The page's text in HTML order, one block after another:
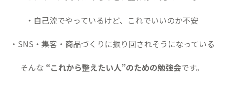
・自己流でやっているけど、これでいいのか不安
・SNS・集客・商品づくりに振り回されそうになっている
そんな “これから整えたい人”のための勉強会です。